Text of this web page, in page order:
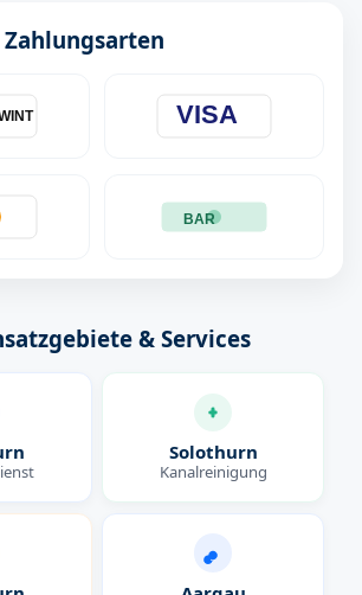
VISA
BAR
& Services
Solothurn
Kanalreinigung